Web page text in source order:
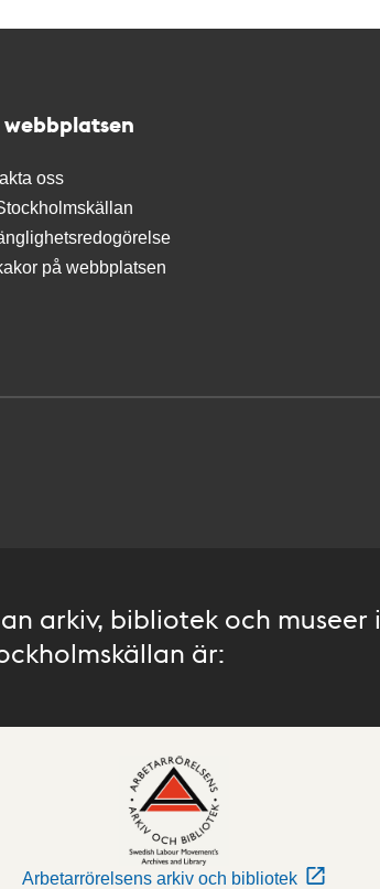
oss
på webbplatsen
arkiv, bibliotek och museer i
är:
Arbetarrörelsens arkiv och bibliotek